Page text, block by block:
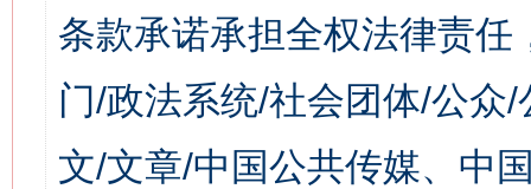
条款承诺承担全权法律责
门/政法系统/社会团体/公众
文/文章/中国公共传媒、中